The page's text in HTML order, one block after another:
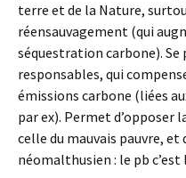
terre et de la Nature,
réensauvagement (qui
séquestration carbone). Se
responsables, qui
émissions carbone (liées
par ex). Permet d’opposer
celle du mauvais pauvre, et
néomalthusien : le pb